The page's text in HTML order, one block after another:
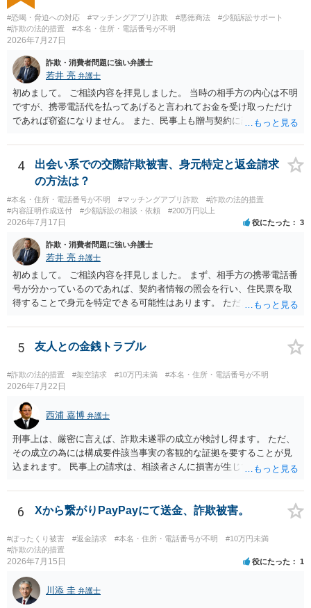
#恐喝・脅迫への対応 #マッチングアプリ詐欺 #悪徳商法
#少額訴訟サポート
#詐欺の法的措置
#本名・住所・電話番号が不明
2026年7月27日
詐欺・消費者問題に強い弁護士
若井 亮 弁護士
初めまして。 ご相談内容を拝見しました。 当時の相手方の内心は不明
ですが、携帯電話代を払ってあげると言われてお金を受け取っただけ
であれば窃盗になりません。 また、民事上も贈与契約に該当すると思
ず、可能であればブロックをするようにしてください。 ご不安であれ
ば、最寄りの警察署に相談をしても良いかもしれません。 以上、ご参
考になれば幸いです。
4
出会い系での交際詐欺被害、身元特定と返金請求
の方法は？
#本名・住所・電話番号が不明 #マッチングアプリ詐欺
#詐欺の法的措置
#内容証明作成送付
#少額訴訟の相談・依頼 #200万円以上
2026年7月17日 役にたった 3
詐欺・消費者問題に強い弁護士
若井 亮 弁護士
初めまして。 ご相談内容を拝見しました。 まず、相手方の携帯電話番
号が分かっているのであれば、契約者情報の照会を行い、住民票を取
得することで身元を特定できる可能性はあります。 ただ、他人名義の
ろです。 LINEについても、詐欺の事案であれば照会できる可能性はあ
りますが、携帯電話の番号を経由する方法より難しくなります。 身元
本的に贈与に該当する場合には返金請求ができません。 詐欺を含め、
当方に返金の理屈があるかどうかを確認していきます。 さらに、渡し
た金額について、裏付けがあるかどうかも精査します。 上記を経て、
身元の特定、返金の理屈があると判断できるのであれば、まずは交渉
からスタートすることになるでしょう。 ご理解のとおり、詐欺である
ことの立証は簡単ではありません。 刑事事件化が出来るのであれば、
返金交渉で有利になる可能性がありますが、民事上の詐欺の立証以上
に難しいところがあります。 こちらについては、一度、最寄りの警察
良いかと思います。
5 友人との金銭トラブル
#詐欺の法的措置 #架空請求 #10万円未満 #本名・住所・電話番号が不明
2026年7月22日
西浦 嘉博 弁護士
刑事上は、厳密に言えば、詐欺未遂罪の成立が検討し得ます。 ただ、
その成立の為には構成要件該当事実の客観的な証拠を要することが見
込まれます。 民事上の請求は、相談者さんに損害が生じていない以
い場合、最寄りの法律事務所での相談を検討ください。 上記、ご参考
ください。
6 Xから繋がりPayPayにて送金、詐欺被害。
#ぼったくり被害 #返金請求 #本名・住所・電話番号が不明
#10万円未満
#詐欺の法的措置
2026年7月15日 役にたった 1
川添 圭 弁護士